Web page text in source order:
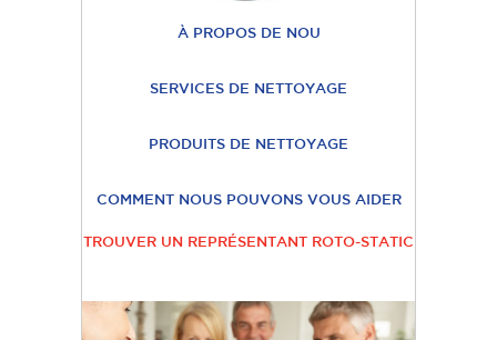
À PROPOS DE NOU
SERVICES DE NETTOYAGE
PRODUITS DE NETTOYAGE
COMMENT NOUS POUVONS VOUS AIDER
TROUVER UN REPRÉSENTANT ROTO-STATIC